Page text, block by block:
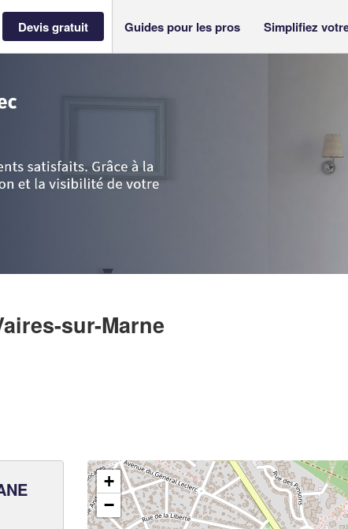
Devis gratuit Guides pour les pros Simplifiez
sur-Marne
+
−